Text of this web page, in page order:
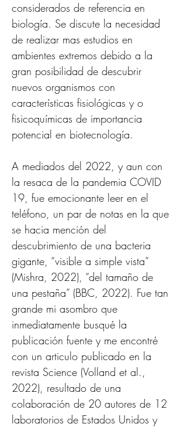
considerados de referencia en
biología. Se discute la necesidad
de realizar mas estudios en
ambientes extremos debido a la
gran posibilidad de descubrir
nuevos organismos con
características fisiológicas y o
fisicoquímicas de importancia
potencial en biotecnología.
A mediados del 2022, y aun con
la resaca de la pandemia COVID
19, fue emocionante leer en el
teléfono, un par de notas en la que
se hacia mención del
descubrimiento de una bacteria
gigante, “visible a simple vista”
(Mishra, 2022), “del tamaño de
una pestaña” (BBC, 2022). Fue tan
grande mi asombro que
inmediatamente busqué la
publicación fuente y me encontré
con un articulo publicado en la
revista Science (Volland et al.,
2022), resultado de una
colaboración de 20 autores de 12
laboratorios de Estados Unidos y